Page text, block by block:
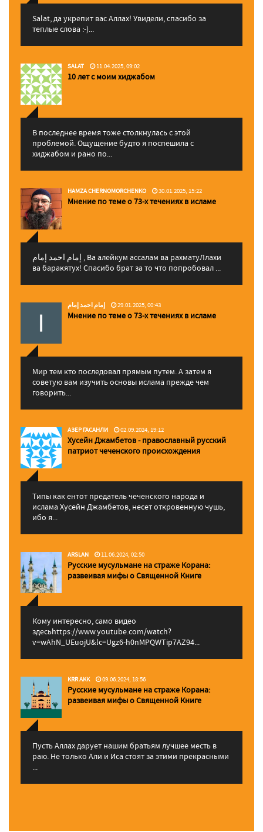
Salat, да укрепит вас Аллаx! Увидели, спасибо за
теплые слова :-)...
SALAT 11.04.2025, 09:02
10 лет с моим хиджабом
В последнее время тоже столкнулась с этой
проблемой. Ощущение будто я поспешила с
хиджабом и рано по...
HAMZA CHERNOMORCHENKO 30.01.2025, 15:22
Мнение по теме о 73-х течениях в исламе
إمام احمد إمام , Ва алейкум ассалам ва рахматуЛлахи
ва баракятух! Спасибо брат за то что попробовал ...
إمام احمد إمام 29.01.2025, 00:43
Мнение по теме о 73-х течениях в исламе
Мир тем кто последовал прямым путем. А затем я
советую вам изучить основы ислама прежде чем
говорить...
АЗЕР ГАСАНЛИ 02.09.2024, 19:12
Хусейн Джамбетов - православный русский
патриот чеченского происхождения
Типы как ентот предатель чеченского народа и
ислама Хусейн Джамбетов, несет откровенную чушь,
ибо я...
ARSLAN 11.06.2024, 02:50
Русские мусульмане на страже Корана:
pазвеивая мифы о Священной Книге
Кому интересно, само видео
здесьhttps://www.youtube.com/watch?
v=wAhN_UEuojU&lc=Ugz6-h0nMPQWTip7AZ94...
KRR AKK 09.06.2024, 18:56
Русские мусульмане на страже Корана:
pазвеивая мифы о Священной Книге
Пусть Аллах дарует нашим братьям лучшее месть в
раю. Не только Али и Иса стоят за этими прекрасными
...